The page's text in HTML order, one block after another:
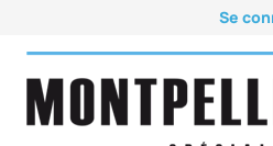
Se